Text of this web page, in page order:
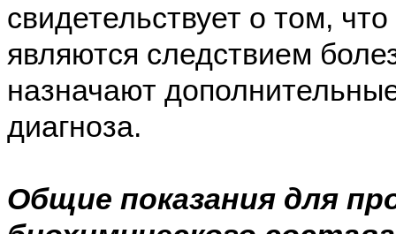
свидетельствует о том,
являются следствием
назначают
диагноза.
Общие показания для